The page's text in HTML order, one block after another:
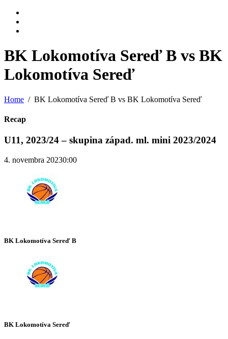
BK Lokomotíva Sereď B vs BK
Lokomotíva Sereď
Home BK Lokomotíva Sereď B vs BK Lokomotíva Sereď
Recap
U11, 2023/24 – skupina západ. ml. mini 2023/2024
4. novembra 20230:00
BK Lokomotíva Sereď B
BK Lokomotíva Sereď